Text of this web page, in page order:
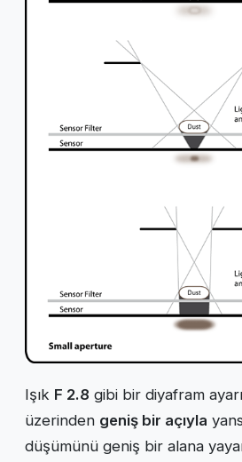
Işık F 2.8 gibi bir diyafram
üzerinden geniş bir açıyla
düşümünü geniş bir alana